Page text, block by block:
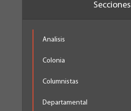
Secciones
Analisis
Colonia
Columnistas
Departamental